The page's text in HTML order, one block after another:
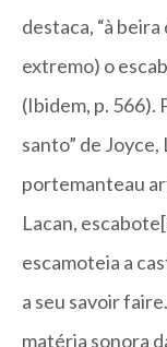
destaca, “à
extremo) o
(Ibidem, p. 566).
santo” de Joyce,
portemanteau
Lacan,
escamoteia a
a seu savoir
matéria sonora